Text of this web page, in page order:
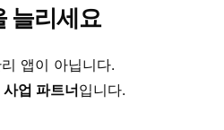
늘리세요
리 앱이 아닙니다.
업 파트너입니다.